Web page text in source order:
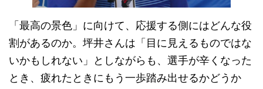
「最高の景色」に向けて、応援する側にはどんな役
割があるのか。坪井さんは「目に見えるものではな
いかもしれない」としながらも、選手が辛くなった
とき、疲れたときにもう一歩踏み出せるかどうか